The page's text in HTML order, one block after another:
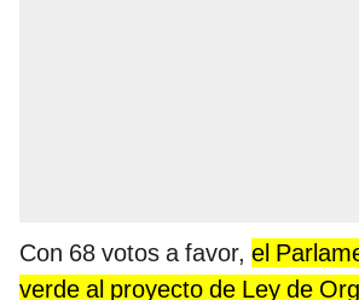
Con 68 votos a favor, el
verde al proyecto de Ley de